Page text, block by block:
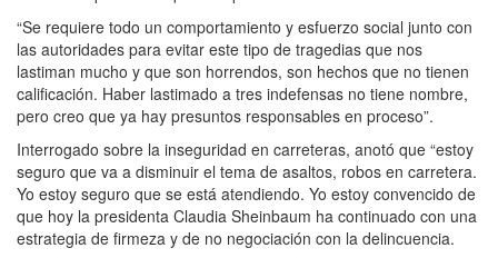
“Se requiere todo un comportamiento y esfuerzo social junto con
las autoridades para evitar este tipo de tragedias que nos
lastiman mucho y que son horrendos, son hechos que no tienen
calificación. Haber lastimado a tres indefensas no tiene nombre,
pero creo que ya hay presuntos responsables en proceso”.
Interrogado sobre la inseguridad en carreteras, anotó que “estoy
seguro que va a disminuir el tema de asaltos, robos en carretera.
Yo estoy seguro que se está atendiendo. Yo estoy convencido de
que hoy la presidenta Claudia Sheinbaum ha continuado con una
estrategia de firmeza y de no negociación con la delincuencia.